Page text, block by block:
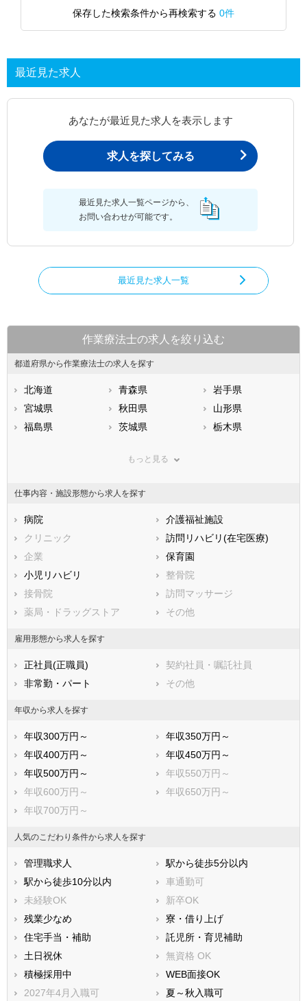
保存した検索条件から再検索する 0件
最近見た求人
あなたが最近見た求人を表示します
求人を探してみる
最近見た求人一覧ページから、
お問い合わせが可能です。
最近見た求人一覧
作業療法士の求人を絞り込む
都道府県から作業療法士の求人を探す
北海道 青森県
岩手県
宮城県
秋田県
山形県
福島県
茨城県
栃木県
神奈川県
石川県
福井県
静岡県
三重県
滋賀県
大阪府
兵庫県
鳥取県
広島県
徳島県
香川県
愛媛県
鹿児島県
もっと見る
仕事内容・施設形態から求人を探す
病院
介護福祉施設
クリニック
訪問リハビリ(在宅医療)
企業
保育園
小児リハビリ
整骨院
接骨院
訪問マッサージ
薬局・ドラッグストア
その他
雇用形態から求人を探す
正社員(正職員)
契約社員・嘱託社員
非常勤・パート
その他
年収から求人を探す
年収300万円～
年収350万円～
年収400万円～
年収450万円～
年収500万円～
年収550万円～
年収600万円～
年収650万円～
年収700万円～
人気のこだわり条件から求人を探す
管理職求人
駅から徒歩5分以内
駅から徒歩10分以内
車通勤可
未経験OK
新卒OK
残業少なめ
寮・借り上げ
住宅手当・補助
託児所・育児補助
土日祝休
無資格 OK
積極採用中
WEB面接OK
2027年4月入職可
夏～秋入職可